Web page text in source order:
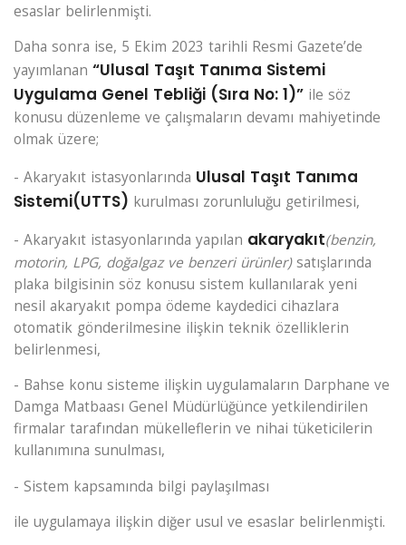
esaslar belirlenmişti.
Daha sonra ise, 5 Ekim 2023 tarihli Resmi Gazete’de
yayımlanan “Ulusal Taşıt Tanıma Sistemi
Uygulama Genel Tebliği (Sıra No: 1)” ile söz
konusu düzenleme ve çalışmaların devamı mahiyetinde
olmak üzere;
- Akaryakıt istasyonlarında Ulusal Taşıt Tanıma
Sistemi(UTTS) kurulması zorunluluğu getirilmesi,
- Akaryakıt istasyonlarında yapılan akaryakıt(benzin,
motorin, LPG, doğalgaz ve benzeri ürünler)satışlarında
plaka bilgisinin söz konusu sistem kullanılarak yeni
nesil akaryakıt pompa ödeme kaydedici cihazlara
otomatik gönderilmesine ilişkin teknik özelliklerin
belirlenmesi,
- Bahse konu sisteme ilişkin uygulamaların Darphane ve
Damga Matbaası Genel Müdürlüğünce yetkilendirilen
firmalar tarafından mükelleflerin ve nihai tüketicilerin
kullanımına sunulması,
- Sistem kapsamında bilgi paylaşılması
ile uygulamaya ilişkin diğer usul ve esaslar belirlenmişti.